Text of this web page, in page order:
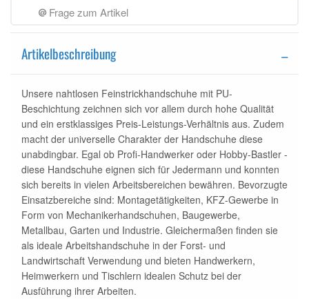
Frage zum Artikel
Artikelbeschreibung
Unsere nahtlosen Feinstrickhandschuhe mit PU-
Beschichtung zeichnen sich vor allem durch hohe Qualität
und ein erstklassiges Preis-Leistungs-Verhältnis aus. Zudem
macht der universelle Charakter der Handschuhe diese
unabdingbar. Egal ob Profi-Handwerker oder Hobby-Bastler -
diese Handschuhe eignen sich für Jedermann und konnten
sich bereits in vielen Arbeitsbereichen bewähren. Bevorzugte
Einsatzbereiche sind: Montagetätigkeiten, KFZ-Gewerbe in
Form von Mechanikerhandschuhen, Baugewerbe,
Metallbau, Garten und Industrie. Gleichermaßen finden sie
als ideale Arbeitshandschuhe in der Forst- und
Landwirtschaft Verwendung und bieten Handwerkern,
Heimwerkern und Tischlern idealen Schutz bei der
Ausführung ihrer Arbeiten.